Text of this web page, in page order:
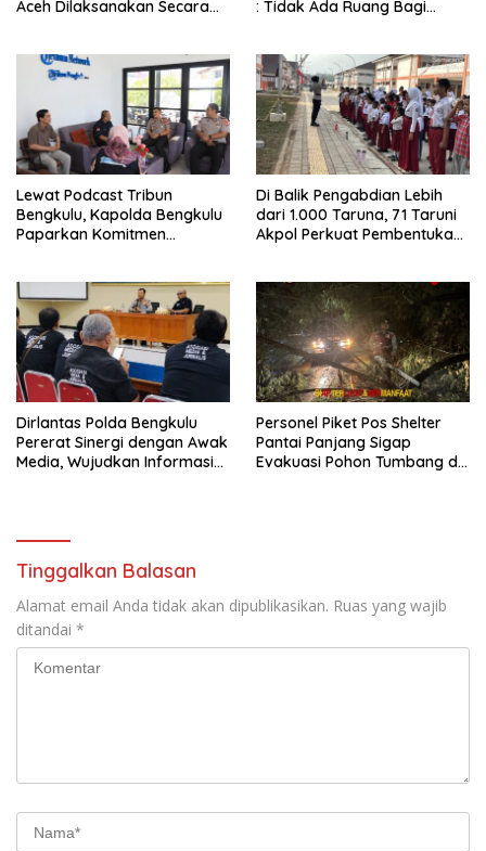
Aceh Dilaksanakan Secara
: Tidak Ada Ruang Bagi
Lewat Podcast Tribun
Bengkulu, Kapolda Bengkulu
Paparkan Komitmen
Di Balik Pengabdian Lebih
dari 1.000 Taruna, 71 Taruni
Akpol Perkuat Pembentukan
Dirlantas Polda Bengkulu
Pererat Sinergi dengan Awak
Media, Wujudkan Informasi
Personel Piket Pos Shelter
Pantai Panjang Sigap
Evakuasi Pohon Tumbang di
Tinggalkan Balasan
Alamat email Anda tidak akan dipublikasikan. Ruas yang wajib
ditandai *